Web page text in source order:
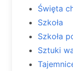
Święta
Szkoła
Szkoła
Sztuki